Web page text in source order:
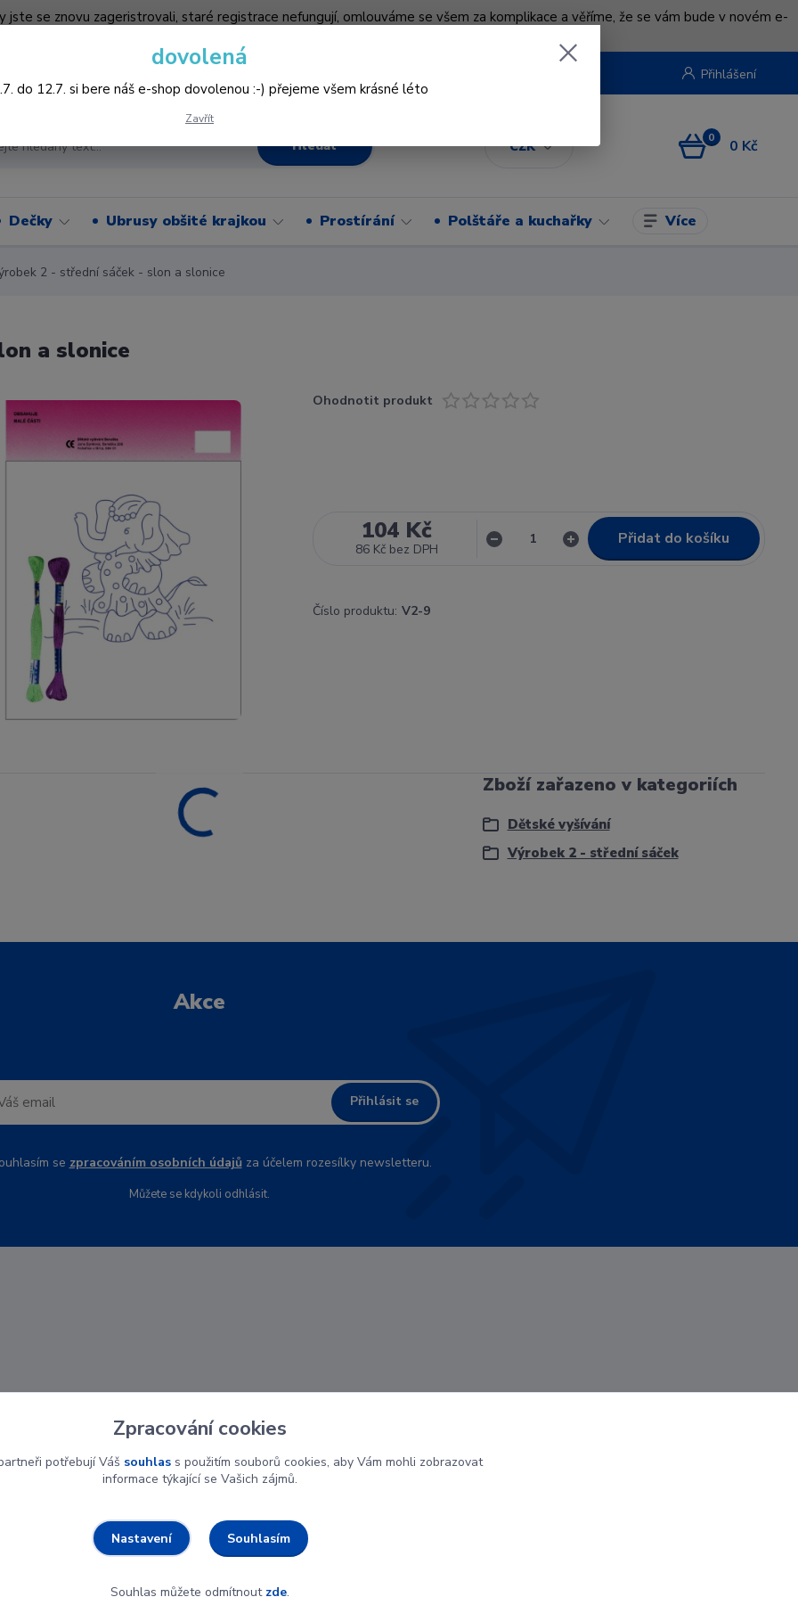
jste se znovu zageristrovali, staré registrace nefungují, omlouváme se všem za komplikace a věříme, že se vám bude v novém e-
CZK
Přihlášení
Hledat 0 0 Kč
Dečky Ubrusy obšité krajkou Prostírání Polštáře a kuchařky Více
2 - střední sáček - slon a slonice
a slonice
Ohodnotit produkt
104 Kč
86 Kč bez DPH
Přidat do košíku
Číslo produktu: V2-9
Zboží zařazeno v kategoriích
Dětské vyšívání
Výrobek 2 - střední sáček
Akce
Přihlásit se
se zpracováním osobních údajůza účelem rozesílky newsletteru.
Můžete se kdykoli odhlásit.
dovolená
do 12.7. si bere náš e-shop dovolenou :-) přejeme všem krásné léto
Zavřít
Zpracování cookies
potřebují Váš souhlass použitím souborů cookies, aby Vám mohli zobrazovat
informace týkající se Vašich zájmů.
Nastavení Souhlasím
Souhlas můžete odmítnout zde.